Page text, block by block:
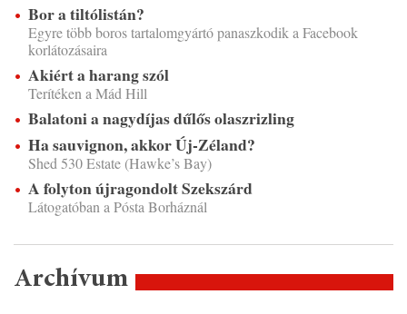
Bor a tiltólistán?
Egyre több boros tartalomgyártó panaszkodik a Facebook
korlátozásaira
Akiért a harang szól
Terítéken a Mád Hill
Balatoni a nagydíjas dűlős olaszrizling
Ha sauvignon, akkor Új-Zéland?
Shed 530 Estate (Hawke’s Bay)
A folyton újragondolt Szekszárd
Látogatóban a Pósta Borháznál
Archívum